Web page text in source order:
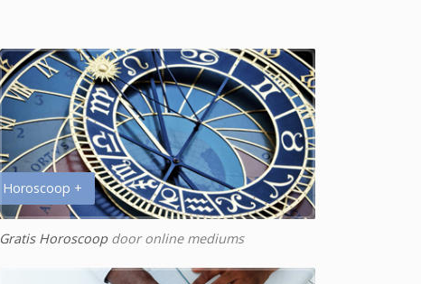
Horoscoop +
Gratis Horoscoopdoor online mediums